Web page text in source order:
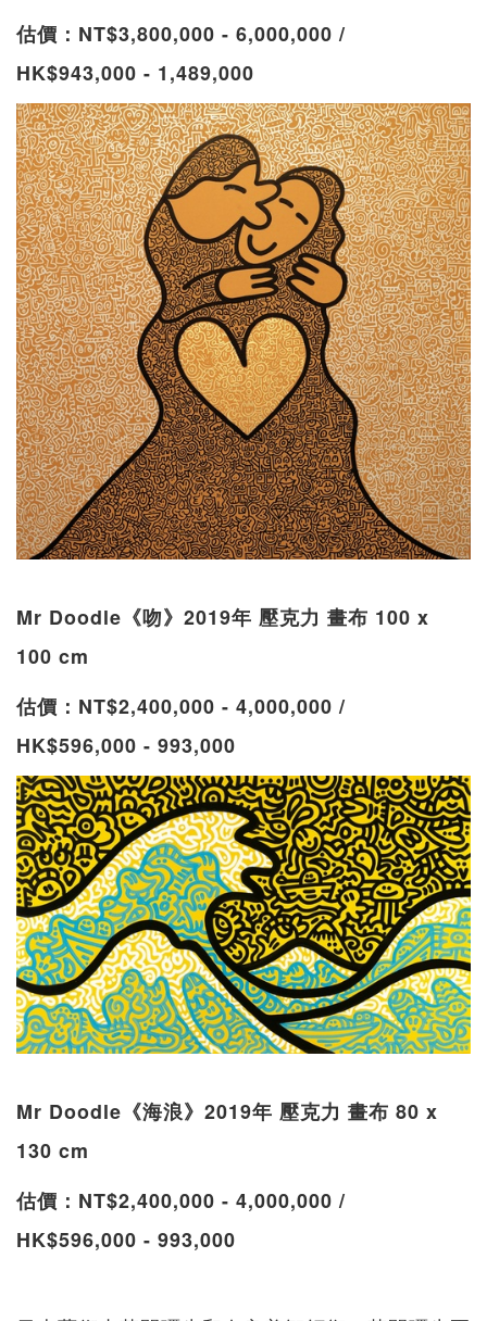
估價：NT$3,800,000 - 6,000,000 /
HK$943,000 - 1,489,000
Mr Doodle《吻》2019年 壓克力 畫布 100 x
100 cm
估價：NT$2,400,000 - 4,000,000 /
HK$596,000 - 993,000
Mr Doodle《海浪》2019年 壓克力 畫布 80 x
130 cm
估價：NT$2,400,000 - 4,000,000 /
HK$596,000 - 993,000